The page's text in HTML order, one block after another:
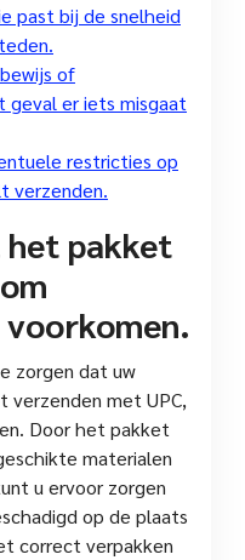
past bij de snelheid
of
geval er iets misgaat
restricties op
verzenden.
pakket
zorgen dat uw
met UPC,
Door het pakket
materialen
u ervoor zorgen
op de plaats
correct verpakken